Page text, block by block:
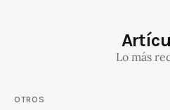
Lo más
OTROS